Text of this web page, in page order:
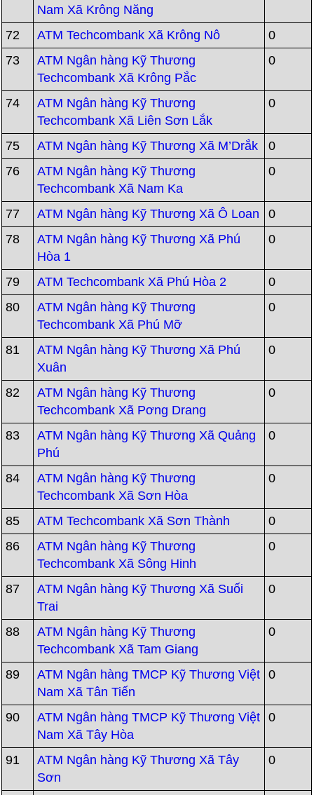
Nam Xã Krông Năng
72 ATM Techcombank Xã Krông Nô
0
73
ATM Ngân hàng Kỹ Thương
Techcombank Xã Krông Pắc
0
74
ATM Ngân hàng Kỹ Thương
Techcombank Xã Liên Sơn Lắk
0
75 ATM Ngân hàng Kỹ Thương Xã M’Drắk
0
76
ATM Ngân hàng Kỹ Thương
Techcombank Xã Nam Ka
0
77 ATM Ngân hàng Kỹ Thương Xã Ô Loan
0
78
ATM Ngân hàng Kỹ Thương Xã Phú
Hòa 1
0
79 ATM Techcombank Xã Phú Hòa 2
0
80
ATM Ngân hàng Kỹ Thương
Techcombank Xã Phú Mỡ
0
81
ATM Ngân hàng Kỹ Thương Xã Phú
Xuân
0
82
ATM Ngân hàng Kỹ Thương
Techcombank Xã Pơng Drang
0
83
ATM Ngân hàng Kỹ Thương Xã Quảng
Phú
0
84
ATM Ngân hàng Kỹ Thương
Techcombank Xã Sơn Hòa
0
85 ATM Techcombank Xã Sơn Thành
0
86
ATM Ngân hàng Kỹ Thương
Techcombank Xã Sông Hinh
0
87
ATM Ngân hàng Kỹ Thương Xã Suối
Trai
0
88
ATM Ngân hàng Kỹ Thương
Techcombank Xã Tam Giang
0
89
ATM Ngân hàng TMCP Kỹ Thương Việt
Nam Xã Tân Tiến
0
90
ATM Ngân hàng TMCP Kỹ Thương Việt
Nam Xã Tây Hòa
0
91
ATM Ngân hàng Kỹ Thương Xã Tây
Sơn
0